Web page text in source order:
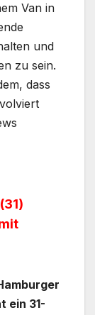
Van in
und
zu sein.
dass
ein 31-